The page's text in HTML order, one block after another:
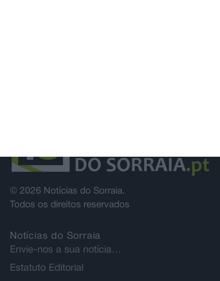
© 2026 Notícias do Sorraia.
Todos os direitos reservados
Notícias do Sorraia
Envie-nos a sua notícia…
Estatuto Editorial